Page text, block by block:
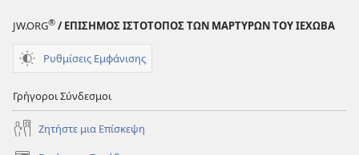
JW.ORG® / ΕΠΙΣΗΜΟΣ ΙΣΤΟΤΟΠΟΣ ΤΩΝ ΜΑΡΤΥΡΩΝ ΤΟΥ ΙΕΧΩΒΑ
Ρυθμίσεις Εμφάνισης
Γρήγοροι Σύνδεσμοι
Ζητήστε μια Επίσκεψη